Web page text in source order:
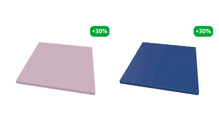
+30% +30%